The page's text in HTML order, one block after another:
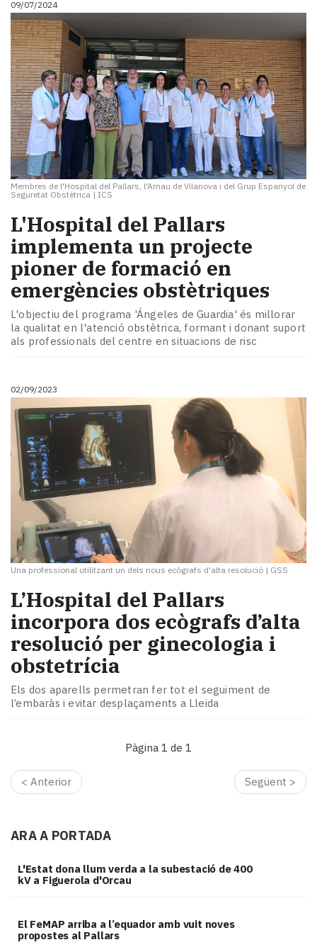
i
turisme
Cultura
Esports
Mai
tant!
TV
i
mitjans
El
temps
Reportatges
Enquestes
A
escena!
Dis
la
Subscriptors
La
Pallars
Contingut
patrocinat
Lo
més
llegit...
Editorial
09/07/2024
Membres de l'Hospital del Pallars, l'Arnau de Vilanova i del Grup Espanyol de
Seguretat Obstètrica | ICS
L'Hospital del Pallars
implementa un projecte
pioner de formació en
emergències obstètriques
L'objectiu del programa 'Ángeles de Guardia' és millorar
la qualitat en l'atenció obstètrica, formant i donant suport
als professionals del centre en situacions de risc
02/09/2023
Una professional utilitzant un dels nous ecògrafs d'alta resolució | GSS
​L’Hospital del Pallars
incorpora dos ecògrafs d’alta
resolució per ginecologia i
obstetrícia
Els dos aparells permetran fer tot el seguiment de
l’embaràs i evitar desplaçaments a Lleida
Pàgina 1 de 1
< Anterior Següent >
ARA A PORTADA
L'Estat dona llum verda a la subestació de 400
kV a Figuerola d'Orcau
El FeMAP arriba a l’equador amb vuit noves
propostes al Pallars